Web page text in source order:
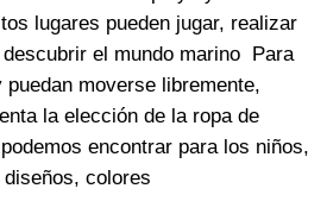
lugares pueden jugar, realizar
el mundo marino Para
moverse libremente,
la elección de la ropa de
encontrar para los niños,
colores